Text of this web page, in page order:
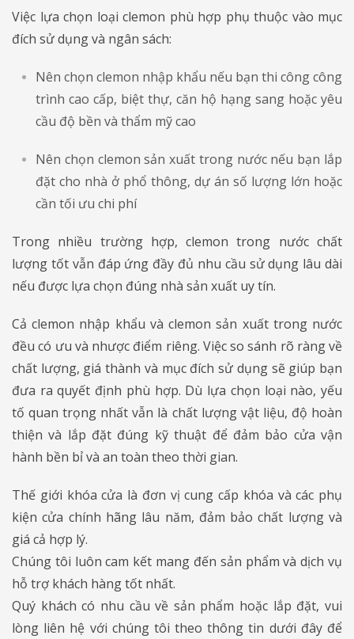
Việc lựa chọn loại clemon phù hợp phụ thuộc vào mục
đích sử dụng và ngân sách:
Nên chọn clemon nhập khẩu nếu bạn thi công công
trình cao cấp, biệt thự, căn hộ hạng sang hoặc yêu
cầu độ bền và thẩm mỹ cao
Nên chọn clemon sản xuất trong nước nếu bạn lắp
đặt cho nhà ở phổ thông, dự án số lượng lớn hoặc
cần tối ưu chi phí
Trong nhiều trường hợp, clemon trong nước chất
lượng tốt vẫn đáp ứng đầy đủ nhu cầu sử dụng lâu dài
nếu được lựa chọn đúng nhà sản xuất uy tín.
Cả clemon nhập khẩu và clemon sản xuất trong nước
đều có ưu và nhược điểm riêng. Việc so sánh rõ ràng về
chất lượng, giá thành và mục đích sử dụng sẽ giúp bạn
đưa ra quyết định phù hợp. Dù lựa chọn loại nào, yếu
tố quan trọng nhất vẫn là chất lượng vật liệu, độ hoàn
thiện và lắp đặt đúng kỹ thuật để đảm bảo cửa vận
hành bền bỉ và an toàn theo thời gian.
Thế giới khóa cửa là đơn vị cung cấp khóa và các phụ
kiện cửa chính hãng lâu năm, đảm bảo chất lượng và
giá cả hợp lý.
Chúng tôi luôn cam kết mang đến sản phẩm và dịch vụ
hỗ trợ khách hàng tốt nhất.
Quý khách có nhu cầu về sản phẩm hoặc lắp đặt, vui
lòng liên hệ với chúng tôi theo thông tin dưới đây để